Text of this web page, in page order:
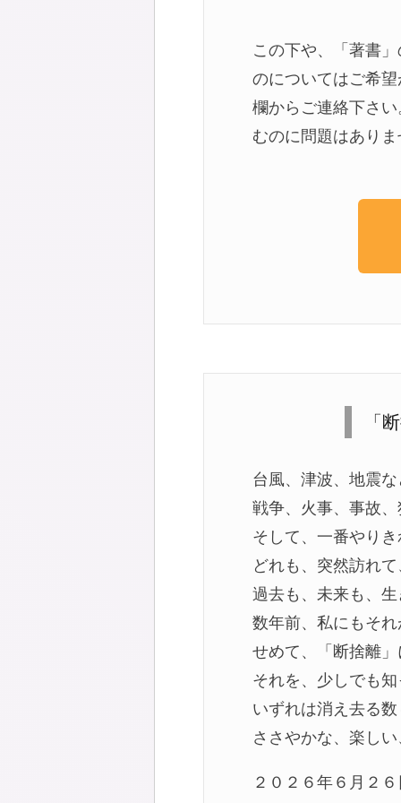
この下や、「著書
のについてはご希
欄からご連絡下さ
むのに問題はあり
「
台風、津波、地震
戦争、火事、事故
そして、一番やり
どれも、突然訪れ
過去も、未来も、
数年前、私にもそ
せめて、「断捨離
それを、少しでも
いずれは消え去る
ささやかな、楽し
２０２６年６月２６